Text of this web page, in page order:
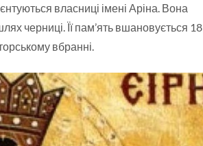
власниці імені Аріна. Вона
черниці. Її пам’ять вшановується 18
вбранні.